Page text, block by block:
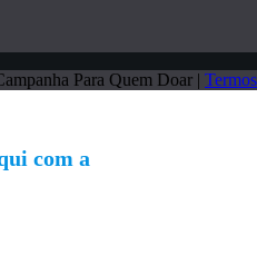
Para Quem Doar |
com a